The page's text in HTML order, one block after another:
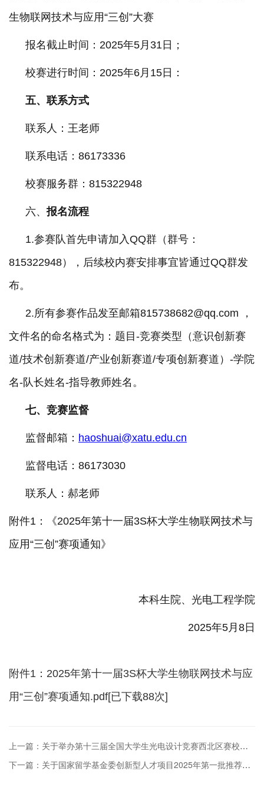
生物联网技术与应用“三创”大赛
报名截止时间： 2025年5月 31 日；
校赛进行时间： 2025年6月 15 日 ：
五、联系方式
联系人： 王老师
联系电话： 86173336
校赛服务群： 815322948
六、报名流程
1.参赛队首先申请加入QQ群（群号：
815322948），后续校内赛安排事宜皆通过QQ群发
布。
2.所有参赛作品发至邮箱815738682@qq.com ，
文件名的命名格式为：题目-竞赛类型（意识创新赛
道/技术创新赛道/产业创新赛道/专项创新赛道 ） -学院
名-队长姓名-指导教师姓名。
七、竞赛监督
监督邮箱： haoshuai@xatu.edu.cn
监督电话： 86173030
联系人： 郝老师
附件1：《2025年第十一届3S杯大学生物联网技术与
应用“三创”赛项通知》
本科生院、光电工程学院
2025年5月 8 日
附件1：2025年第十一届3S杯大学生物联网技术与应
用“三创”赛项通知.pdf[已下载88次]
上一篇：关于举办第十三届全国大学生光电设计竞赛西北区赛校内选拔赛的通知
下一篇：关于国家留学基金委创新型人才项目2025年第一批推荐人选的公示